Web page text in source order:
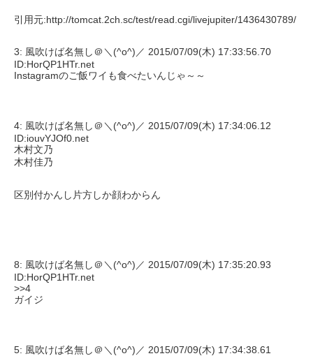
引用元:http://tomcat.2ch.sc/test/read.cgi/livejupiter/1436430789/
3: 風吹けば名無し＠＼(^o^)／ 2015/07/09(木) 17:33:56.70
ID:HorQP1HTr.net
Instagramのご飯ワイも食べたいんじゃ～～
4: 風吹けば名無し＠＼(^o^)／ 2015/07/09(木) 17:34:06.12
ID:iouvYJOf0.net
木村文乃
木村佳乃
区別付かんし片方しか顔わからん
8: 風吹けば名無し＠＼(^o^)／ 2015/07/09(木) 17:35:20.93
ID:HorQP1HTr.net
>>4
ガイジ
5: 風吹けば名無し＠＼(^o^)／ 2015/07/09(木) 17:34:38.61